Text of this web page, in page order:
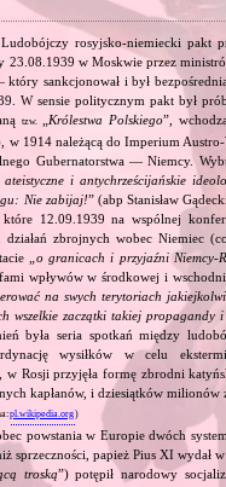
rosyjsko‐niemiecki pakt
23.08.1939 w Moskwie przez
sankcjonował i był
W sensie politycznym pakt był
tzw. Królestwa Polskiego”,
w 1914 należącą do Imperium
Gubernatorstwa — Niemcy.
i antychrześcijańskie
Nie zabijaj!” (abp Stanisław
12.09.1939 na wspólnej
zbrojnych wobec Niemiec
„ o granicach i przyjaźni
wpływów w środkowej i
na swych terytoriach
wszelkie zaczątki takiej
była seria spotkań między
wysiłków w celu
w Rosji przyjęła formę zbrodni
kapłanów, i dziesiątków
pl.wikipedia.org)
powstania w Europie dwóch
sprzeczności, papież Pius XI
troską”) potępił narodowy